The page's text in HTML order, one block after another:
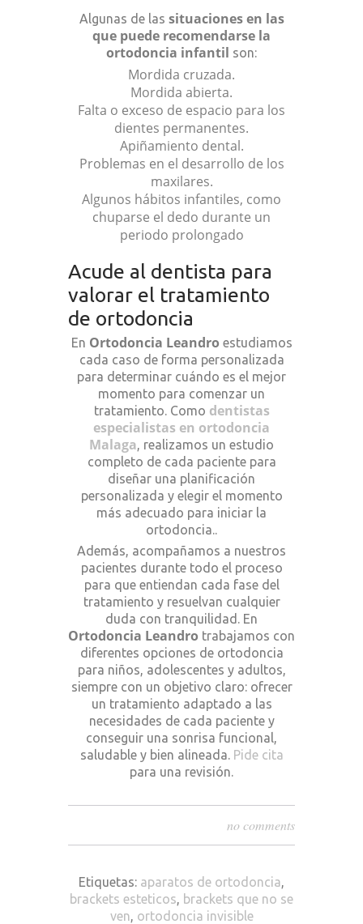
Algunas de las situaciones en las
que puede recomendarse la
ortodoncia infantil son:
Mordida cruzada.
Mordida abierta.
Falta o exceso de espacio para los
dientes permanentes.
Apiñamiento dental.
Problemas en el desarrollo de los
maxilares.
Algunos hábitos infantiles, como
chuparse el dedo durante un
periodo prolongado
Acude al dentista para
valorar el tratamiento
de ortodoncia
En Ortodoncia Leandro estudiamos
cada caso de forma personalizada
para determinar cuándo es el mejor
momento para comenzar un
tratamiento. Como dentistas
especialistas en ortodoncia
Malaga, realizamos un estudio
completo de cada paciente para
diseñar una planificación
personalizada y elegir el momento
más adecuado para iniciar la
ortodoncia..
Además, acompañamos a nuestros
pacientes durante todo el proceso
para que entiendan cada fase del
tratamiento y resuelvan cualquier
duda con tranquilidad. En
Ortodoncia Leandro trabajamos con
diferentes opciones de ortodoncia
para niños, adolescentes y adultos,
siempre con un objetivo claro: ofrecer
un tratamiento adaptado a las
necesidades de cada paciente y
conseguir una sonrisa funcional,
saludable y bien alineada. Pide cita
para una revisión.
no comments
Etiquetas: aparatos de ortodoncia,
brackets esteticos, brackets que no se
ven, ortodoncia invisible